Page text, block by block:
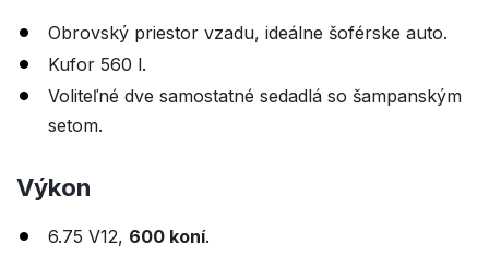
Obrovský priestor vzadu, ideálne šoférske auto.
Kufor 560 l.
Voliteľné dve samostatné sedadlá so šampanským
setom.
Výkon
6.75 V12, 600 koní.